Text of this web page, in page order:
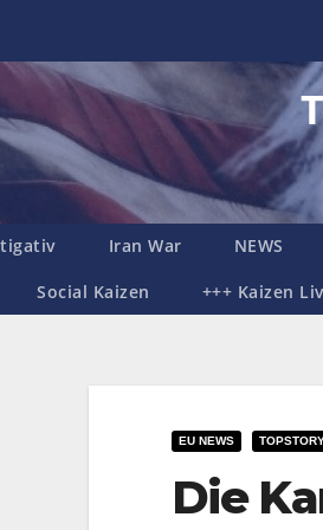
Iran War NEWS
Social Kaizen +++ Kaizen
EU NEWS
Die